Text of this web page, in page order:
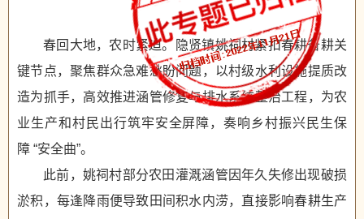
春回大地，农时紧迫。隐贤镇姚祠村紧扣春耕备耕关
键节点，聚焦群众急难愁盼问题，以村级水利设施提质改
造为抓手，高效推进涵管修复与排水系统整治工程，为农
业生产和村民出行筑牢安全屏障，奏响乡村振兴民生保
障 “安全曲”。
此前，姚祠村部分农田灌溉涵管因年久失修出现破损
淤积，每逢降雨便导致田间积水内涝，直接影响春耕生产